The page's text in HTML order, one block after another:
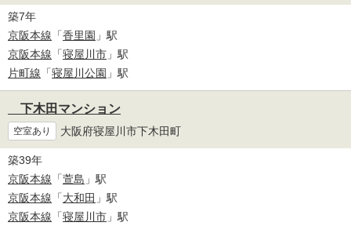
築7年
京阪本線 「香里園 」駅
京阪本線 「寝屋川市 」駅
片町線 「寝屋川公園 」駅
下木田マンション
空室あり 大阪府寝屋川市下木田町
築39年
京阪本線 「萱島 」駅
京阪本線 「大和田 」駅
京阪本線 「寝屋川市 」駅